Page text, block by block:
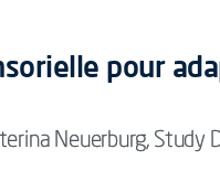
pour
Neuerburg, Study